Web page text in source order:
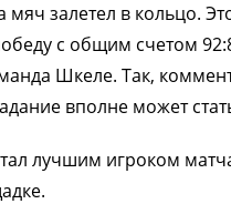
залетел в кольцо.
с общим счетом
Шкеле. Так,
вполне может
лучшим игроком